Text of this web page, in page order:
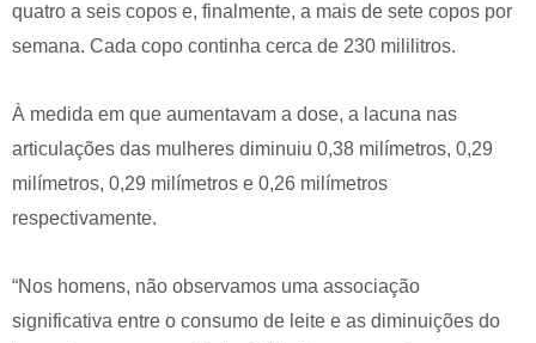
quatro a seis copos e, finalmente, a mais de sete copos por
semana. Cada copo continha cerca de 230 mililitros.
À medida em que aumentavam a dose, a lacuna nas
articulações das mulheres diminuiu 0,38 milímetros, 0,29
milímetros, 0,29 milímetros e 0,26 milímetros
respectivamente.
“Nos homens, não observamos uma associação
significativa entre o consumo de leite e as diminuições do